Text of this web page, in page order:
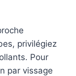
privilégiez
Pour
par vissage